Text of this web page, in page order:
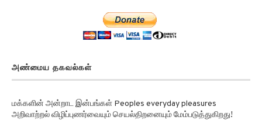
மக்களின் அன்றாட இன்பங்கள் Peoples everyday pleasures
அறிவாற்றல் விழிப்புணர்வையும் செயல்திறனையும் மேம்படுத்துகிறது!